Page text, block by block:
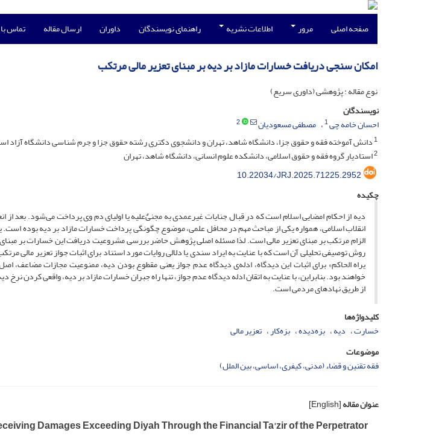
صفحه اصلی مرور اطلاعات نشریه راهنمای نویسندگان داوران ارسال مقاله تماس
امکان‌ سنجی دریافت خسارات مازاد بر دیه بر مبنای تعزیر مالی مرتکب
نوع مقاله : پژوهشی (داوری سریع)
نویسندگان
احسان خامه چی1 مصطفی مسعودیان
2
1دانش آموخته فقه و حقوق جزا، دانشگاه شاهد، تهران و دانشجوی دکتری رشته حقوق جزا و جرم شناسی دانشگاه آزاد
2استادیار گروه فقه و حقوق اسلامی، دانشکده علوم انسانی، دانشگاه شاهد، تهران
10.22034/JRJ.2025.71225.2952
چکیده
دیه از احکام امضایی اسلام است که در قبال جنایات غیرعمدی به مجنی‌‌ٌعلیه یا اولیا‌ی دم وی پرداخت می‌شود. بعد از
انقلاب اسلامی، همواره یکی از مباحث مهم در محافل علمی، موضوع چگونگی پرداخت خسارات مازاد بر دیه بوده است.
الزام مرتکب بر مبنای تعزیر مالی است. لذا مسئله اصلی پژوهش حاضر بررسی مشروعیت دریافت این خسارات بر
روش توصیفی تحلیلی آن است که با عنایت به ایراد سندی یا دلالی روایات مورد استناد برای اثبات جواز تعزیر مالی
یراه الحاکم» برای اثبات این دیدگاه، ادله‌ی دیدگاه عدم جواز یعنی مقطوع بودن دیه، ممنوعیت مجازات
خواهند بود. بنابراین، با عنایت به اتقان ادله دیدگاه عدم جواز، تنها راه جبران خسارات مازاد بر دیه، واقعی کردن
از طریق نهادهای مردمی است.
کلیدواژه‌ها
خسارت دیه بزه‌دیده بزه‌کار تعزیر مالی
موضوعات
فقه تقنین و قضاء (مدنی، کیفری، اساسی، بین الملل)
عنوان مقاله[English]
Damages Exceeding Diyah Through the Financial Ta'zir of the Perpetrator